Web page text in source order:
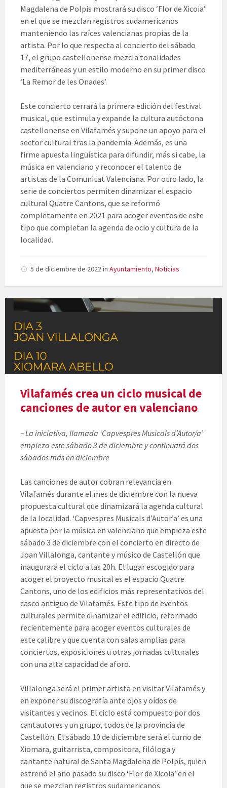
Magdalena de Polpis mostrará su disco ‘Flor de Xicoia’
en el que se mezclan registros sudamericanos
manteniendo las raíces valencianas propias de la
artista. Por lo que respecta al concierto del sábado
17, el grupo castellonense mezcla tonalidades
mediterráneas y un estilo moderno en su primer disco
‘La Remor de les Onades’.
Este concierto cerrará la primera edición del festival
musical, que estimula y expande la cultura autóctona
castellonense en Vilafamés y supone un apoyo para el
sector cultural tras la pandemia. Además, es una
firme apuesta lingüística para difundir, más si cabe, la
música en valenciano y reconocer el talento de
artistas de la Comunitat Valenciana. Por otro lado, la
serie de conciertos permiten dinamizar el espacio
cultural Quatre Cantons, que se reformó
completamente en 2021 para acoger eventos de este
tipo que completan la agenda de ocio y cultura de la
localidad.
5 de diciembre de 2022in Ayuntamiento, Noticias
Vilafamés crea un ciclo musical de
canciones de autor en valenciano
– La iniciativa, llamada ‘Capvespres Musicals d’Autor/a’
empieza este sábado 3 de diciembre y continuará dos
sábados más en diciembre
Las canciones de autor cobran relevancia en
Vilafamés durante el mes de diciembre con la nueva
propuesta cultural que dinamizará la agenda cultural
de la localidad. ‘Capvespres Musicals d’Autor’a’ es una
apuesta por la música en valenciano que empieza este
sábado 3 de diciembre con el concierto en directo de
Joan Villalonga, cantante y músico de Castellón que
inaugurará el ciclo a las 20h. El lugar escogido para
acoger el proyecto musical es el espacio Quatre
Cantons, uno de los edificios más representativos del
casco antiguo de Vilafamés. Este tipo de eventos
culturales permite dinamizar el edificio, reformado
recientemente para acoger eventos culturales de
este calibre y que cuenta con salas amplias para
conciertos, exposiciones u otras jornadas culturales
con una alta capacidad de aforo.
Villalonga será el primer artista en visitar Vilafamés y
en exponer su discografía ante ojos y oídos de
visitantes y vecinos. El ciclo está compuesto por dos
cantautores y un grupo, todos de la provincia de
Castellón. El sábado 10 de diciembre será el turno de
Xiomara, guitarrista, compositora, filóloga y
cantante natural de Santa Magdalena de Polpís, quien
estrenó el año pasado su disco ‘Flor de Xicoia’ en el
que se mezclan registros sudamericanos